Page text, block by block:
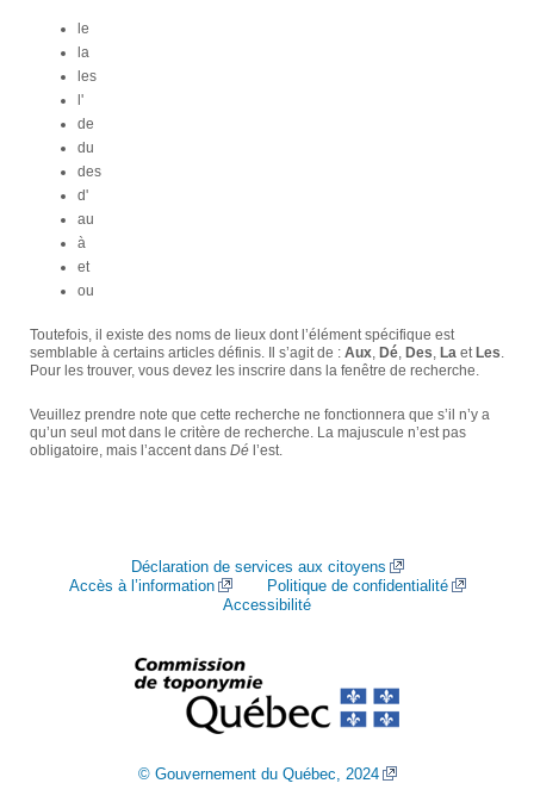
le
la
les
l'
de
du
des
d'
au
à
et
ou
Toutefois, il existe des noms de lieux dont l’élément spécifique est
semblable à certains articles définis. Il s’agit de : Aux, Dé, Des, La et Les.
Pour les trouver, vous devez les inscrire dans la fenêtre de recherche.
Veuillez prendre note que cette recherche ne fonctionnera que s’il n’y a
qu’un seul mot dans le critère de recherche. La majuscule n’est pas
obligatoire, mais l’accent dans Dé l’est.
Déclaration de services aux citoyens
Accès à l’information
Politique de confidentialité
Accessibilité
© Gouvernement du Québec, 2024